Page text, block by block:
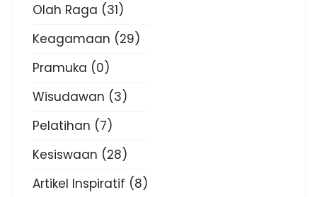
Olah Raga (31)
Keagamaan (29)
Pramuka (0)
Wisudawan (3)
Pelatihan (7)
Kesiswaan (28)
Artikel Inspiratif (8)